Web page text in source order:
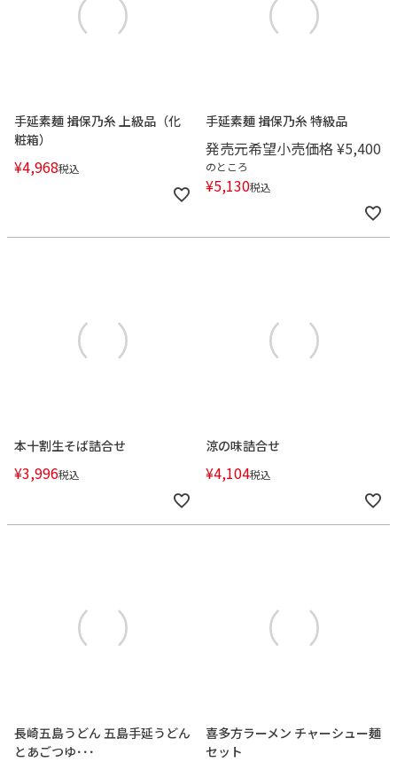
手延素麺 揖保乃糸 上級品（化
粧箱）
¥4,968税込
手延素麺 揖保乃糸 特級品
発売元希望小売価格¥5,400
のところ
¥5,130税込
本十割生そば詰合せ
¥3,996税込
涼の味詰合せ
¥4,104税込
長崎五島うどん 五島手延うどん
とあごつゆ･･･
喜多方ラーメン チャーシュー麺
セット